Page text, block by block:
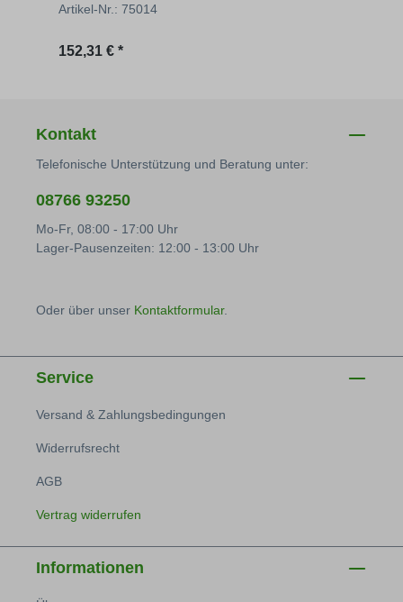
Artikel-Nr.: 75014
Regulärer Preis:
152,31 € *
Kontakt
Telefonische Unterstützung und Beratung unter:
08766 93250
Mo-Fr, 08:00 - 17:00 Uhr
Lager-Pausenzeiten: 12:00 - 13:00 Uhr
Oder über unser Kontaktformular.
Service
Versand & Zahlungsbedingungen
Widerrufsrecht
AGB
Vertrag widerrufen
Informationen